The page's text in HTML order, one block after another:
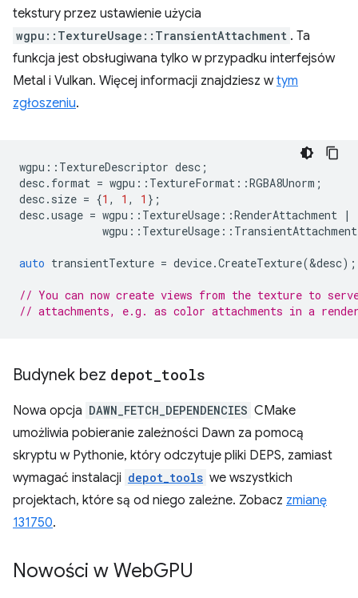
tekstury przez ustawienie użycia
wgpu::TextureUsage::TransientAttachment . Ta
funkcja jest obsługiwana tylko w przypadku interfejsów
Metal i Vulkan. Więcej informacji znajdziesz wtym
zgłoszeniu.
wgpu :: TextureDescriptor desc ;
desc. format = wgpu :: TextureFormat ::RGBA8Unorm ;
desc. size = {1 , 1 , 1 };
desc.usage = wgpu :: TextureUsage ::RenderAttachment
|
wgpu :: TextureUsage :: TransientAttachment
auto transientTexture = device.CreateTexture(&desc);
// You can now create views from the texture to
// attachments, e.g. as color attachments in a
Budynek bez depot tools
Nowa opcja DAWN_FETCH_DEPENDENCIES CMake
umożliwia pobieranie zależności Dawn za pomocą
skryptu w Pythonie, który odczytuje pliki DEPS, zamiast
wymagać instalacji depot_tools we wszystkich
projektach, które są od niego zależne. Zobacz zmianę
131750.
Nowości w WebGPU